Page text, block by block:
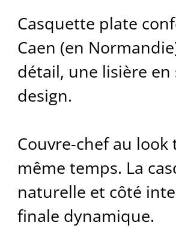
Casquette plate
Caen (en
détail, une lisière
design.
Couvre-chef au
même temps. La
naturelle et côté
finale dynamique.